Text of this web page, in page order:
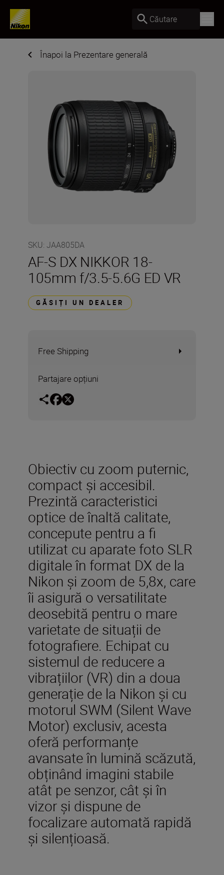
Căutare
Înapoi la Prezentare generală
SKU: JAA805DA
AF-S DX NIKKOR 18-
105mm f/3.5-5.6G ED VR
GĂSIȚI UN DEALER
Free Shipping
Partajare opțiuni
Obiectiv cu zoom puternic,
compact și accesibil.
Prezintă caracteristici
optice de înaltă calitate,
concepute pentru a fi
utilizat cu aparate foto SLR
digitale în format DX de la
Nikon și zoom de 5,8x, care
îi asigură o versatilitate
deosebită pentru o mare
varietate de situații de
fotografiere. Echipat cu
sistemul de reducere a
vibrațiilor (VR) din a doua
generație de la Nikon și cu
motorul SWM (Silent Wave
Motor) exclusiv, acesta
oferă performanțe
avansate în lumină scăzută,
obținând imagini stabile
atât pe senzor, cât și în
vizor și dispune de
focalizare automată rapidă
și silențioasă.